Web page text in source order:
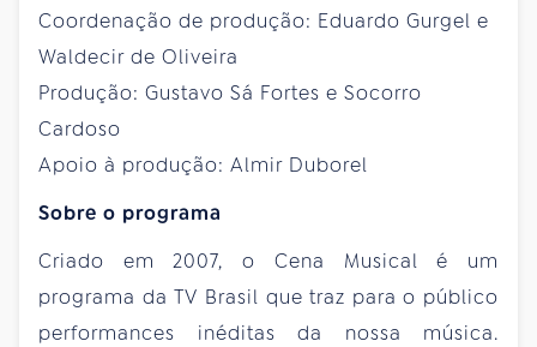
Coordenação de produção: Eduardo Gurgel e
Waldecir de Oliveira
Produção: Gustavo Sá Fortes e Socorro
Cardoso
Apoio à produção: Almir Duborel
Sobre o programa
Criado em 2007, o Cena Musical é um
programa da TV Brasil que traz para o público
performances inéditas da nossa música.